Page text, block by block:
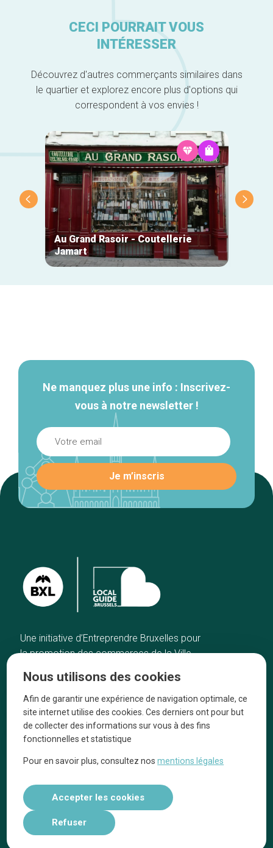
CECI POURRAIT VOUS
INTÉRESSER
Découvrez d'autres commerçants similaires dans
le quartier et explorez encore plus d'options qui
correspondent à vos envies !
Au Grand Rasoir - Coutellerie
Jamart
Ne manquez plus une info : Inscrivez-
vous à notre newsletter !
Une initiative d’Entreprendre Bruxelles pour
la promotion des commerces de la Ville
Accueil
Bonnes adresses
Quartiers
Blog
Tops 10
Artisans
A propos
On parle de nous
Nous utilisons des cookies
Afin de garantir une expérience de navigation optimale, ce
site internet utilise des cookies. Ces derniers ont pour but
de collecter des informations sur vous à des fins
fonctionnelles et statistique
Pour en savoir plus, consultez nosmentions légales
Accepter les cookies
Refuser